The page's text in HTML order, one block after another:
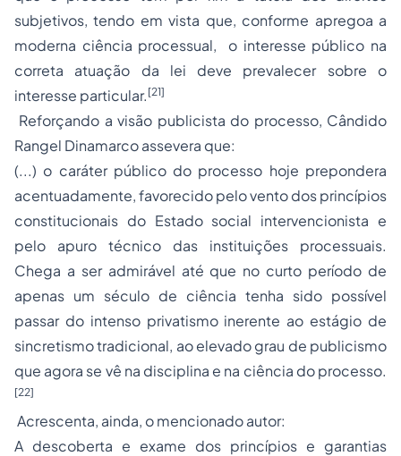
subjetivos, tendo em vista que, conforme apregoa a
moderna ciência processual, o interesse público na
correta atuação da lei deve prevalecer sobre o
interesse particular. [21]
Reforçando a visão publicista do processo, Cândido
Rangel Dinamarco assevera que:
(...) o caráter público do processo hoje prepondera
acentuadamente, favorecido pelo vento dos princípios
constitucionais do Estado social intervencionista e
pelo apuro técnico das instituições processuais.
Chega a ser admirável até que no curto período de
apenas um século de ciência tenha sido possível
passar do intenso privatismo inerente ao estágio de
sincretismo tradicional, ao elevado grau de publicismo
que agora se vê na disciplina e na ciência do processo.
[22]
Acrescenta, ainda, o mencionado autor:
A descoberta e exame dos princípios e garantias